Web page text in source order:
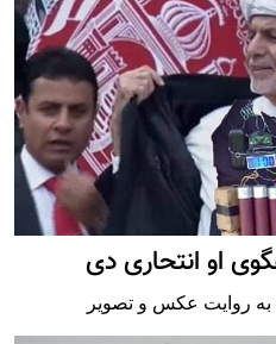
او انتحاری دی
به روایت عکس و تصویر